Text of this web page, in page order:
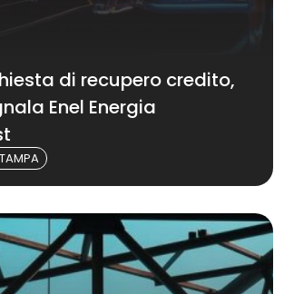
di recupero credito,
Enel Energia